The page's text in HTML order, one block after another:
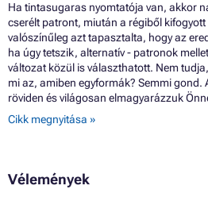
Ha tintasugaras nyomtatója van, akkor
cserélt patront, miután a régiből
valószínűleg azt tapasztalta, hogy az
ha úgy tetszik, alternatív - patronok
változat közül is választhatott. Nem
mi az, amiben egyformák? Semmi gond.
röviden és világosan elmagyarázzuk
Cikk megnyitása »
Vélemények